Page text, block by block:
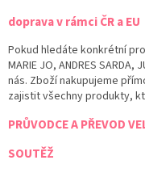
doprava v rámci ČR a EU
Pokud hledáte konkrétní
MARIE JO, ANDRES
nás. Zboží nakupujeme
zajistit všechny produkty,
PRŮVODCE A PŘEVOD
SOUTĚŽ